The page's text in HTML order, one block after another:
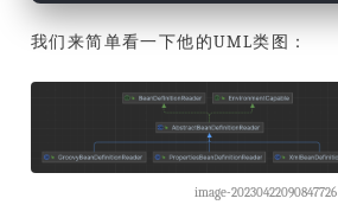
我们来简单看一下他的UML类图：
image-20230422090847726